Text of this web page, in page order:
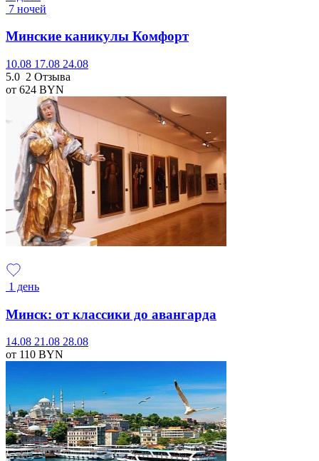
7 ночей
Минские каникулы Комфорт
10.08 17.08 24.08
5.0 2 Отзыва
от 624 BYN
1 день
Минск: от классики до авангарда
14.08 21.08 28.08
от 110 BYN